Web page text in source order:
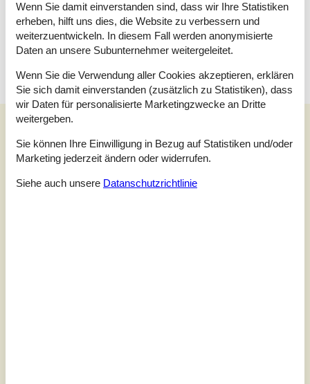
Wohnküche, 40 m²
Terrasse, 38 m²
Offene und überdachte Terrasse
Unsere Gästebewertungen
Unsere Gästebewertungen
5,0 Bezogen auf1Bewertung
Wenn Sie damit einverstanden sind, dass wir Ihre Statistiken
erheben, hilft uns dies, die Website zu verbessern und
weiterzuentwickeln. In diesem Fall werden anonymisierte
Daten an unsere Subunternehmer weitergeleitet.
Wenn Sie die Verwendung aller Cookies akzeptieren, erklären
Sie sich damit einverstanden (zusätzlich zu Statistiken), dass
wir Daten für personalisierte Marketingzwecke an Dritte
weitergeben.
Sie können Ihre Einwilligung in Bezug auf Statistiken und/oder
Marketing jederzeit ändern oder widerrufen.
Siehe auch unsere Datanschutzrichtlinie